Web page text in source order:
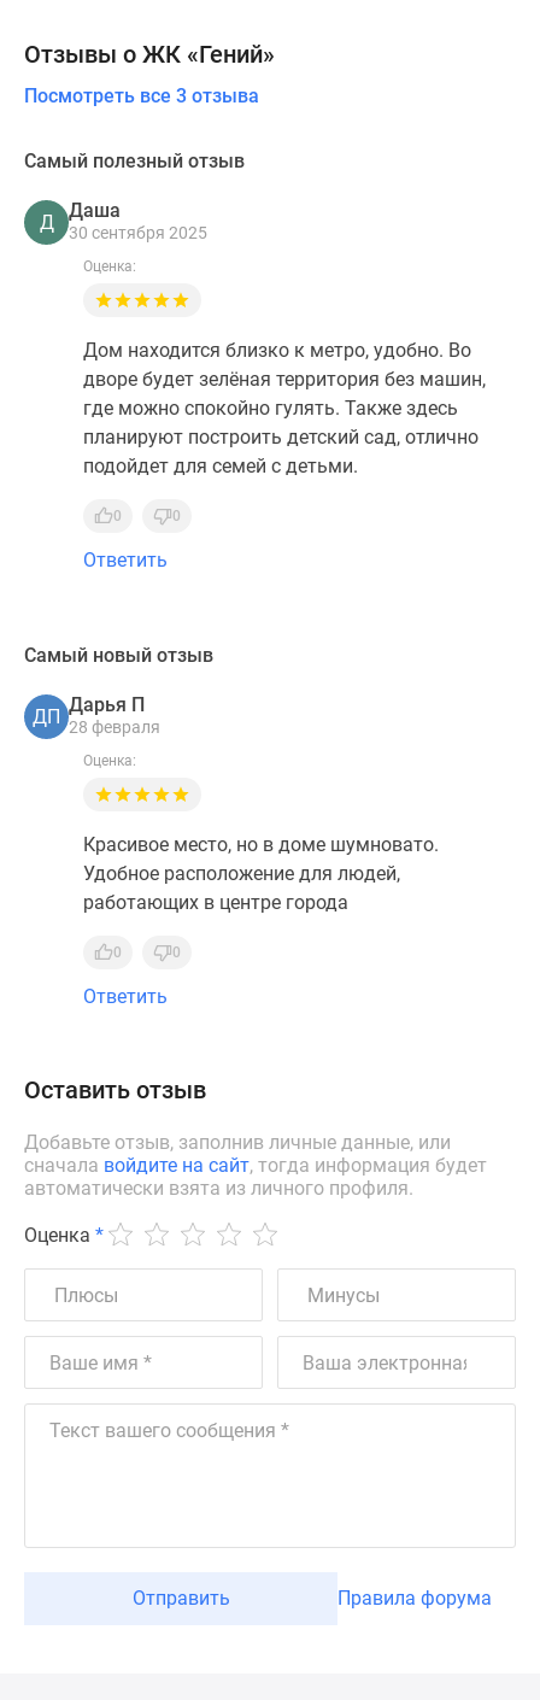
Отзывы о ЖК «Гений»
Посмотреть все 3 отзыва
Самый полезный отзыв
Д
Даша
30 сентября 2025
Оценка:
Дом находится близко к метро, удобно. Во
дворе будет зелёная территория без машин,
где можно спокойно гулять. Также здесь
планируют построить детский сад, отлично
подойдет для семей с детьми.
0 0
Ответить
Самый новый отзыв
ДП
Дарья П
28 февраля
Оценка:
Красивое место, но в доме шумновато.
Удобное расположение для людей,
работающих в центре города
0 0
Ответить
Оставить отзыв
Добавьте отзыв, заполнив личные данные, или
сначала войдите на сайт, тогда информация будет
автоматически взята из личного профиля.
Оценка *
Отправить Правила форума